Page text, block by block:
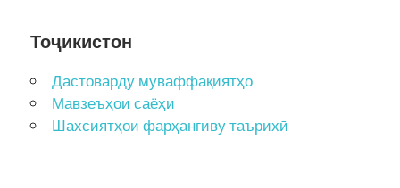
Тоҷикистон
Дастоварду муваффақиятҳо
Мавзеъҳои саёҳи
Шахсиятҳои фарҳангиву таърихӣ